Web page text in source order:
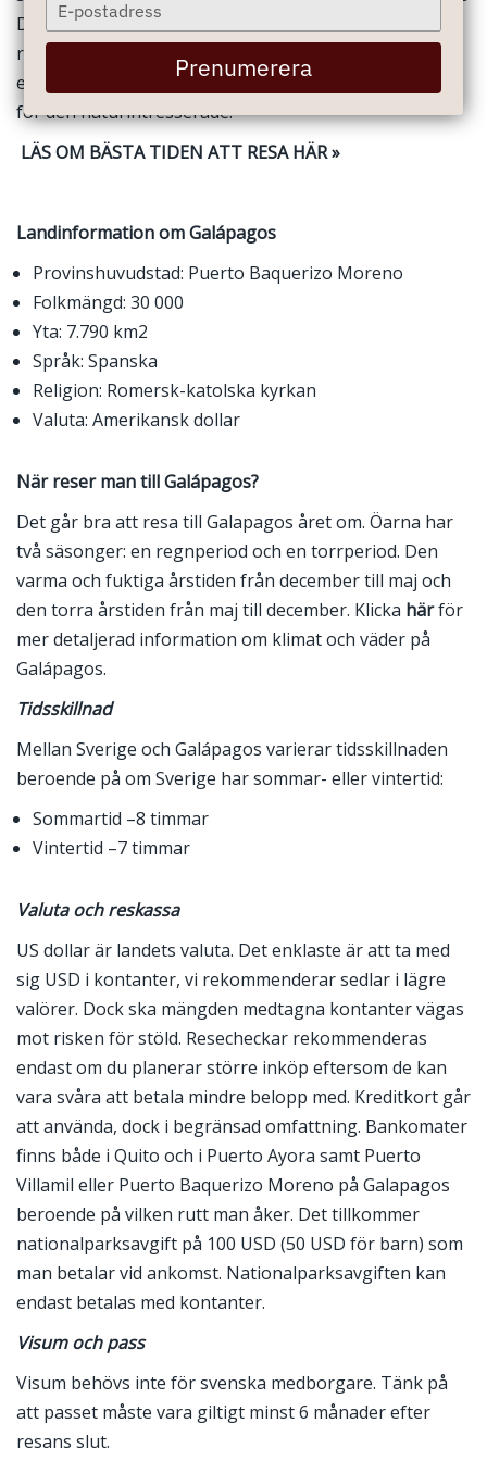
Darwins forskningscenter. Darwins forskning
resulterade i hans teori om naturligt urval,
evolutionsteorin. Det är en fantastisk plats att besöka
för den naturintresserade!
LÄS OM BÄSTA TIDEN ATT RESA HÄR »
Landinformation om Galápagos
Provinshuvudstad: Puerto Baquerizo Moreno
Folkmängd: 30 000
Yta: 7.790 km2
Språk: Spanska
Religion: Romersk-katolska kyrkan
Valuta: Amerikansk dollar
När reser man till Galápagos?
Det går bra att resa till Galapagos året om. Öarna har
två säsonger: en regnperiod och en torrperiod. Den
varma och fuktiga årstiden från december till maj och
den torra årstiden från maj till december. Klicka härför
mer detaljerad information om klimat och väder på
Galápagos.
Tidsskillnad
Mellan Sverige och Galápagos varierar tidsskillnaden
beroende på om Sverige har sommar- eller vintertid:
Sommartid –8 timmar
Vintertid –7 timmar
Valuta och reskassa
US dollar är landets valuta. Det enklaste är att ta med
sig USD i kontanter, vi rekommenderar sedlar i lägre
valörer. Dock ska mängden medtagna kontanter vägas
mot risken för stöld. Resecheckar rekommenderas
endast om du planerar större inköp eftersom de kan
vara svåra att betala mindre belopp med. Kreditkort går
att använda, dock i begränsad omfattning. Bankomater
finns både i Quito och i Puerto Ayora samt Puerto
Villamil eller Puerto Baquerizo Moreno på Galapagos
beroende på vilken rutt man åker. Det tillkommer
nationalparksavgift på 100 USD (50 USD för barn) som
man betalar vid ankomst. Nationalparksavgiften kan
endast betalas med kontanter.
Visum och pass
Visum behövs inte för svenska medborgare. Tänk på
att passet måste vara giltigt minst 6 månader efter
resans slut.
your
email
Prenumerera